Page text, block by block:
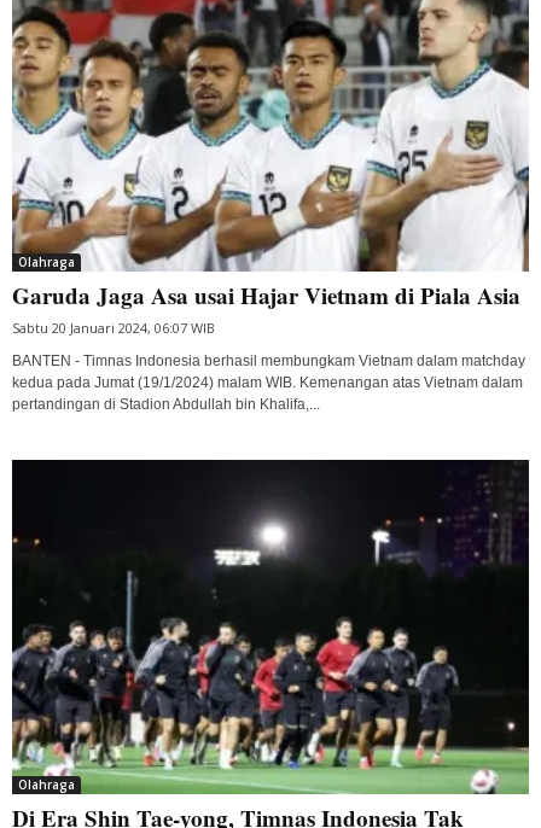
Olahraga
Garuda Jaga Asa usai Hajar Vietnam di Piala Asia
Sabtu 20 Januari 2024, 06:07 WIB
BANTEN - Timnas Indonesia berhasil membungkam Vietnam dalam matchday
kedua pada Jumat (19/1/2024) malam WIB. Kemenangan atas Vietnam dalam
pertandingan di Stadion Abdullah bin Khalifa,...
Olahraga
Di Era Shin Tae-yong, Timnas Indonesia Tak